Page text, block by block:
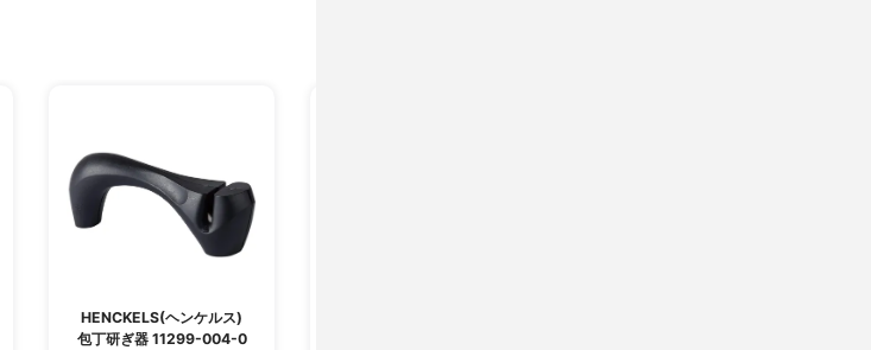
HENCKELS(ヘンケルス)
包丁研ぎ器 11299-004-0